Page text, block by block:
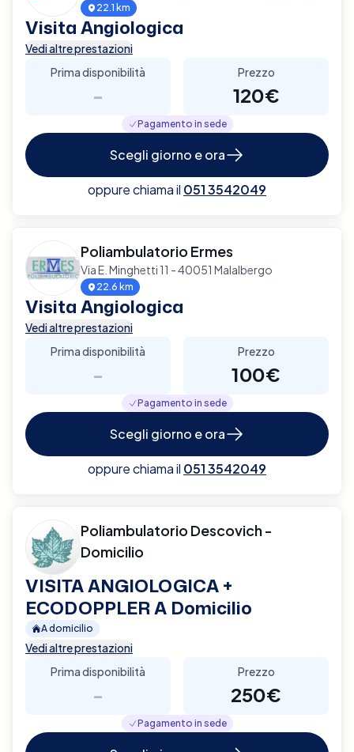
22.1 km
Visita Angiologica
Vedi altre prestazioni
Prima disponibilità
-
Prezzo
120€
Pagamento in sede
Scegli giorno e ora
oppure chiama il 051 3542049
Poliambulatorio Ermes
Via E. Minghetti 11 - 40051 Malalbergo
22.6 km
Visita Angiologica
Vedi altre prestazioni
Prima disponibilità
-
Prezzo
100€
Pagamento in sede
Scegli giorno e ora
oppure chiama il 051 3542049
Poliambulatorio Descovich -
Domicilio
VISITA ANGIOLOGICA +
ECODOPPLER A Domicilio
A domicilio
Vedi altre prestazioni
Prima disponibilità
-
Prezzo
250€
Pagamento in sede